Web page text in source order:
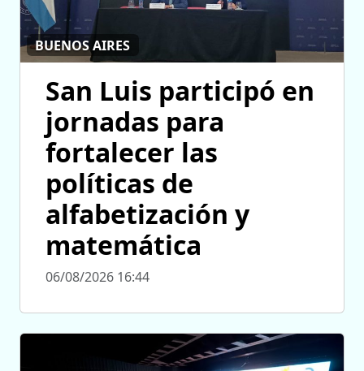
BUENOS AIRES
San Luis participó en
jornadas para
fortalecer las
políticas de
alfabetización y
matemática
06/08/2026 16:44